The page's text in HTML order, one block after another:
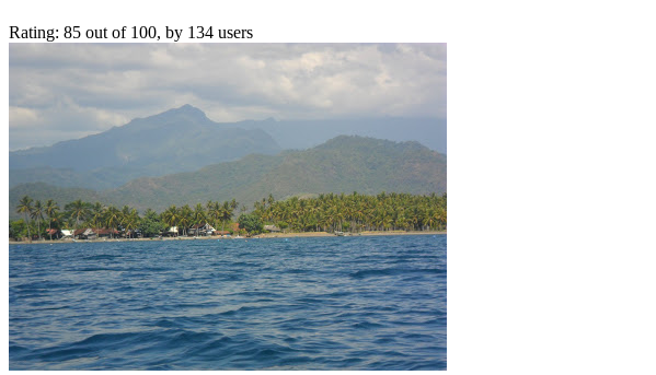
Rating: 85 out of 100, by 134 users